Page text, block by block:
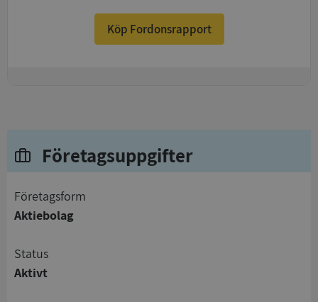
Köp Fordonsrapport
Företagsuppgifter
företagsform
Aktiebolag
status
Aktivt